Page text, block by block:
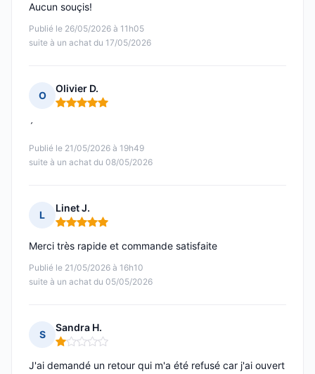
Publié le 26/05/2026 à 11h05
suite à un achat du 17/05/2026
Aucun souçis!
O
Olivier D.
Note : 5 sur 5
Publié le 21/05/2026 à 19h49
suite à un achat du 08/05/2026
´
L
Linet J.
Note : 5 sur 5
Publié le 21/05/2026 à 16h10
suite à un achat du 05/05/2026
Merci très rapide et commande satisfaite
S
Sandra H.
Note : 1 sur 5
J'ai demandé un retour qui m'a été refusé car j'ai ouvert